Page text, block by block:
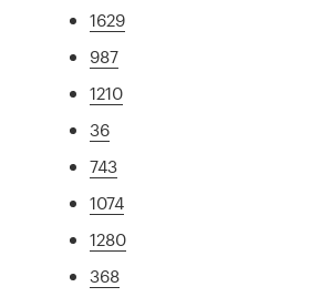
1629
987
1210
36
743
1074
1280
368